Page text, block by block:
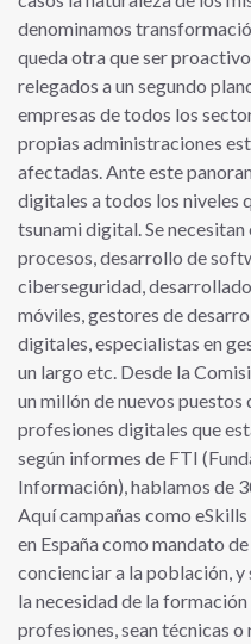
denominamos
queda otra que ser
relegados a un segundo
empresas de todos los
propias administraciones
afectadas. Ante este
digitales a todos los niveles
tsunami digital. Se
procesos, desarrollo de
ciberseguridad,
móviles, gestores de
digitales, especialistas en
un largo etc. Desde la
un millón de nuevos
profesiones digitales que
según informes de FTI
Información), hablamos de
Aquí campañas como
en España como mandato
concienciar a la población,
la necesidad de la
profesiones, sean técnicas o